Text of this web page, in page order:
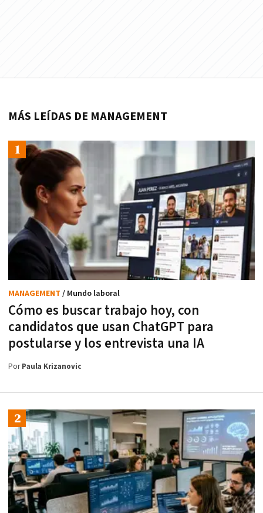
MÁS LEÍDAS DE MANAGEMENT
Cómo es buscar trabajo hoy, con
candidatos que usan ChatGPT para
postularse y los entrevista una IA
MANAGEMENT / Mundo laboral
PorPaula Krizanovic